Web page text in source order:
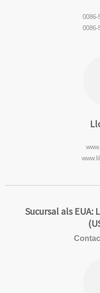
0086-
0086-
Sucursal als EUA: